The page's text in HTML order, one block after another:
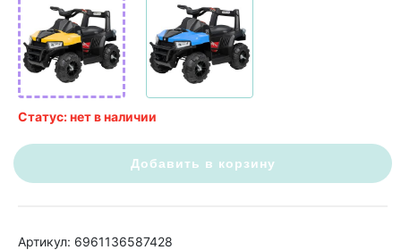
Статус: нет в наличии
Добавить в корзину
Артикул: 6961136587428